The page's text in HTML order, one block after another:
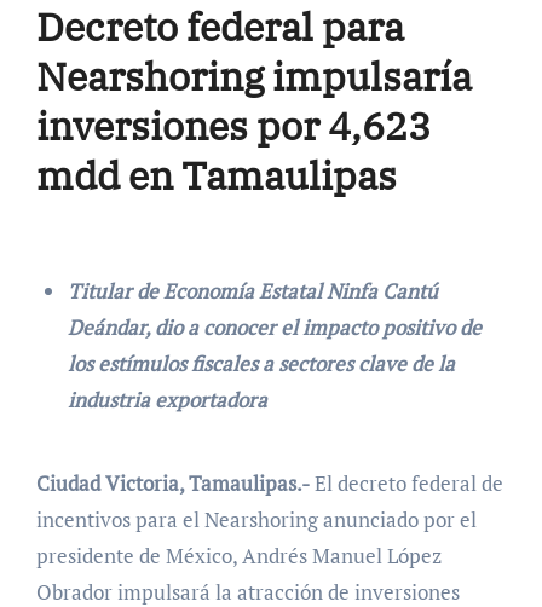
Decreto federal para
Nearshoring impulsaría
inversiones por 4,623
mdd en Tamaulipas
Titular de Economía Estatal Ninfa Cantú
Deándar, dio a conocer el impacto positivo de
los estímulos fiscales a sectores clave de la
industria exportadora
Ciudad Victoria, Tamaulipas.-El decreto federal de
incentivos para el Nearshoring anunciado por el
presidente de México, Andrés Manuel López
Obrador impulsará la atracción de inversiones